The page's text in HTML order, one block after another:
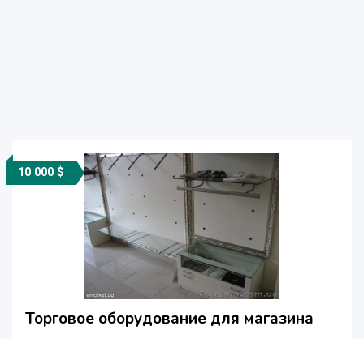
10 000 $
Торговое оборудование для магазина